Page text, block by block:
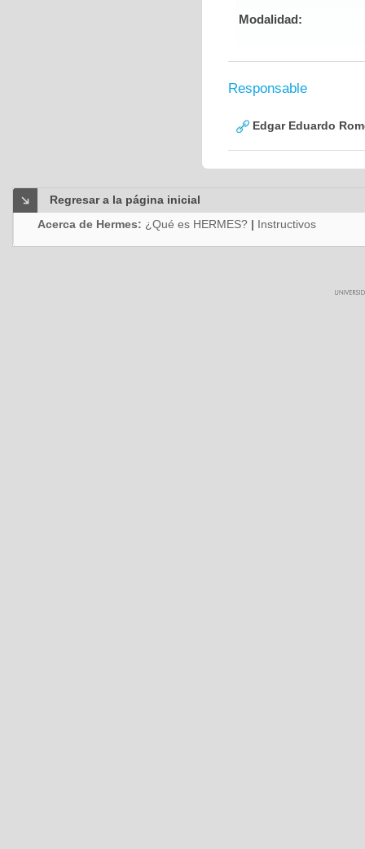
Modalidad:
Responsable
Edgar Eduardo
Regresar a la página inicial
Acerca de Hermes: ¿Qué es HERMES? | Instructivos